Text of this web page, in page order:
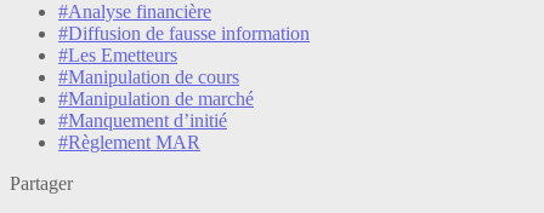
#Analyse financière
#Diffusion de fausse information
#Les Emetteurs
#Manipulation de cours
#Manipulation de marché
#Manquement d’initié
#Règlement MAR
Partager